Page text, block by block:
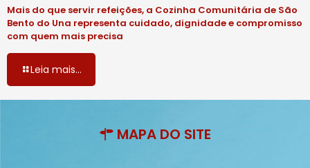
Mais do que servir refeições, a Cozinha Comunitária de São
Bento do Una representa cuidado, dignidade e compromisso
com quem mais precisa
Leia mais...
MAPA DO SITE